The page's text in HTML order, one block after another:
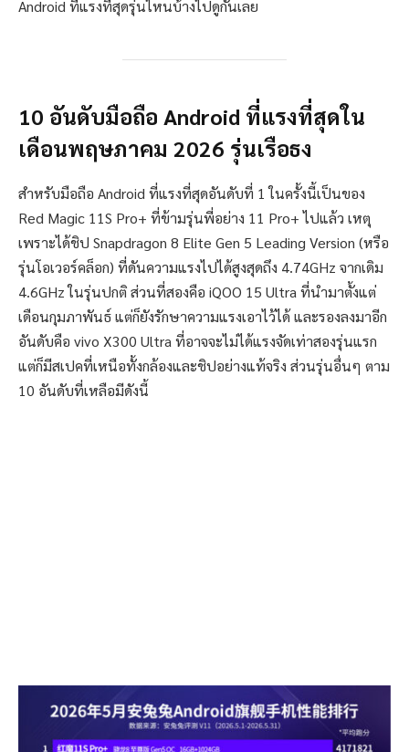
Android ที่แรงที่สุดรุ่นไหนบ้างไปดูกันเลย
10 อันดับมือถือ Android ที่แรงที่สุดใน
เดือนพฤษภาคม 2026 รุ่นเรือธง
สำหรับมือถือ Android ที่แรงที่สุดอันดับที่ 1 ในครั้งนี้เป็นของ
Red Magic 11S Pro+ ที่ข้ามรุ่นพี่อย่าง 11 Pro+ ไปแล้ว เหตุ
เพราะได้ชิป Snapdragon 8 Elite Gen 5 Leading Version (หรือ
รุ่นโอเวอร์คล็อก) ที่ดันความแรงไปได้สูงสุดถึง 4.74GHz จากเดิม
4.6GHz ในรุ่นปกติ ส่วนที่สองคือ iQOO 15 Ultra ที่นำมาตั้งแต่
เดือนกุมภาพันธ์ แต่ก็ยังรักษาความแรงเอาไว้ได้ และรองลงมาอีก
อันดับคือ vivo X300 Ultra ที่อาจจะไม่ได้แรงจัดเท่าสองรุ่นแรก
แต่ก็มีสเปคที่เหนือทั้งกล้องและชิปอย่างแท้จริง ส่วนรุ่นอื่นๆ ตาม
10 อันดับที่เหลือมีดังนี้